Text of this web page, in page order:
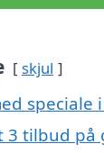
skjul
tilbud på